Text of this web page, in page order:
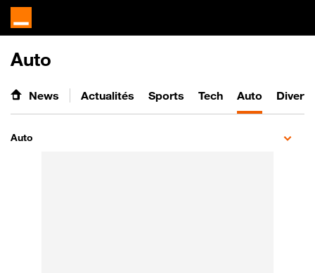
Auto
News Actualités Sports Tech Auto
Auto